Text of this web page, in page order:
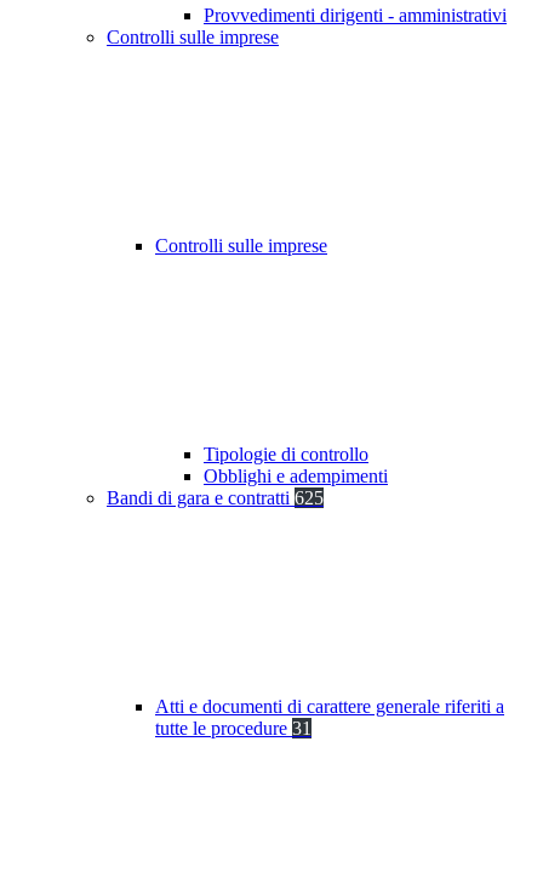
Provvedimenti dirigenti - amministrativi
Controlli sulle imprese
Controlli sulle imprese
Tipologie di controllo
Obblighi e adempimenti
Bandi di gara e contratti 625
Atti e documenti di carattere generale riferiti a
tutte le procedure 31